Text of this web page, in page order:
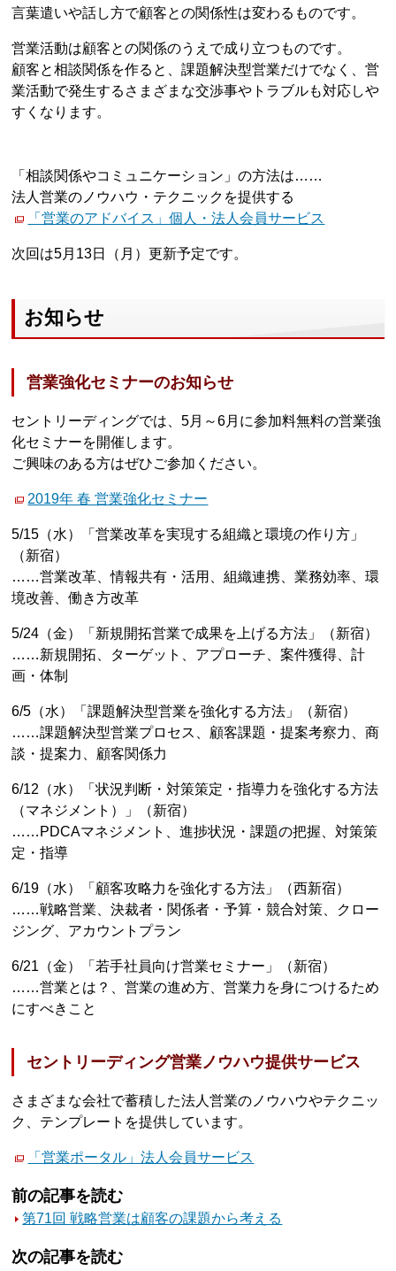
言葉遣いや話し方で顧客との関係性は変わるものです。
営業活動は顧客との関係のうえで成り立つものです。
顧客と相談関係を作ると、課題解決型営業だけでなく、営
業活動で発生するさまざまな交渉事やトラブルも対応しや
すくなります。
「相談関係やコミュニケーション」の方法は……
法人営業のノウハウ・テクニックを提供する
「営業のアドバイス」個人・法人会員サービス
次回は5月13日（月）更新予定です。
お知らせ
営業強化セミナーのお知らせ
セントリーディングでは、5月～6月に参加料無料の営業強
化セミナーを開催します。
ご興味のある方はぜひご参加ください。
2019年 春 営業強化セミナー
5/15（水）「営業改革を実現する組織と環境の作り方」
（新宿）
……営業改革、情報共有・活用、組織連携、業務効率、環
境改善、働き方改革
5/24（金）「新規開拓営業で成果を上げる方法」（新宿）
……新規開拓、ターゲット、アプローチ、案件獲得、計
画・体制
6/5（水）「課題解決型営業を強化する方法」（新宿）
……課題解決型営業プロセス、顧客課題・提案考察力、商
談・提案力、顧客関係力
6/12（水）「状況判断・対策策定・指導力を強化する方法
（マネジメント）」（新宿）
……PDCAマネジメント、進捗状況・課題の把握、対策策
定・指導
6/19（水）「顧客攻略力を強化する方法」（西新宿）
……戦略営業、決裁者・関係者・予算・競合対策、クロー
ジング、アカウントプラン
6/21（金）「若手社員向け営業セミナー」（新宿）
……営業とは？、営業の進め方、営業力を身につけるため
にすべきこと
セントリーディング営業ノウハウ提供サービス
さまざまな会社で蓄積した法人営業のノウハウやテクニッ
ク、テンプレートを提供しています。
「営業ポータル」法人会員サービス
前の記事を読む
第71回 戦略営業は顧客の課題から考える
次の記事を読む